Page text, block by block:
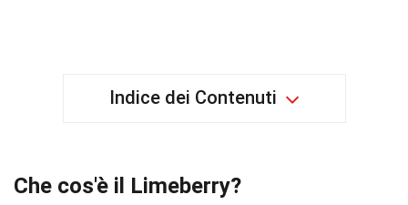
Indice dei Contenuti
Che cos'è il Limeberry?